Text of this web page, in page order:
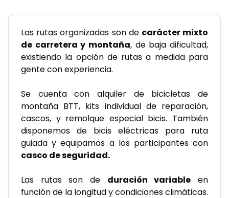
Las rutas organizadas son de carácter mixto
de carretera y montaña, de baja dificultad,
existiendo la opción de rutas a medida para
gente con experiencia.
Se cuenta con alquiler de bicicletas de
montaña BTT, kits individual de reparación,
cascos, y remolque especial bicis. También
disponemos de bicis eléctricas para ruta
guiada y equipamos a los participantes con
casco de seguridad.
Las rutas son de duración variable en